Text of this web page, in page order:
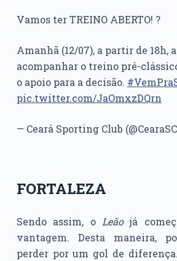
Vamos ter TREINO ABERTO! ?
Amanhã (12/07), a partir de 18h,
acompanhar o treino pré-
o apoio para a decisão.
pic.twitter.com/JaOmxzDQrn
— Ceará Sporting Club
FORTALEZA
Sendo assim, oLeãojá
vantagem. Desta maneira,
perder por um gol de